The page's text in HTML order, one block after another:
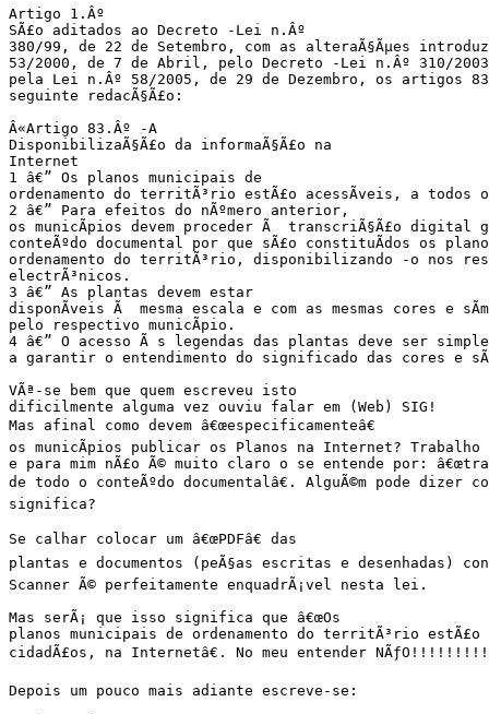
Artigo 1.Âº
SÃ£o aditados ao Decreto -Lei n.Âº
380/99, de 22 de Setembro, com as alteraÃ§Ãµes
53/2000, de 7 de Abril, pelo Decreto -Lei n.Âº 310/
pela Lei n.Âº 58/2005, de 29 de Dezembro, os artigos
seguinte redacÃ§Ã£o:
Â«Artigo 83.Âº -A
DisponibilizaÃ§Ã£o da informaÃ§Ã£o na
Internet
1 â€” Os planos municipais de
ordenamento do territÃ³rio estÃ£o acessÃ­veis, a todos
2 â€” Para efeitos do nÃºmero anterior,
os municÃ­pios devem proceder Ã  transcriÃ§Ã£o digital
conteÃºdo documental por que sÃ£o constituÃ­dos os
ordenamento do territÃ³rio, disponibilizando -o nos
electrÃ³nicos.
3 â€” As plantas devem estar
disponÃ­veis Ã  mesma escala e com as mesmas cores e
pelo respectivo municÃ­pio.
4 â€” O acesso Ã s legendas das plantas deve ser
a garantir o entendimento do significado das cores e
VÃª-se bem que quem escreveu isto
dificilmente alguma vez ouviu falar em (Web) SIG!
Mas afinal como devem â€œespecificamenteâ€
os municÃ­pios publicar os Planos na Internet? Trabalho
e para mim nÃ£o Ã© muito claro o se entende por:
de todo o conteÃºdo documentalâ€. AlguÃ©m pode dizer
significa?
Se calhar colocar um â€œPDFâ€ das
plantas e documentos (peÃ§as escritas e desenhadas)
Scanner Ã© perfeitamente enquadrÃ¡vel nesta lei.
Mas serÃ¡ que isso significa que â€œOs
planos municipais de ordenamento do territÃ³rio
cidadÃ£os, na Internetâ€. No meu entender NÃƒO!!!!!!!!!
Depois um pouco mais adiante escreve-se: